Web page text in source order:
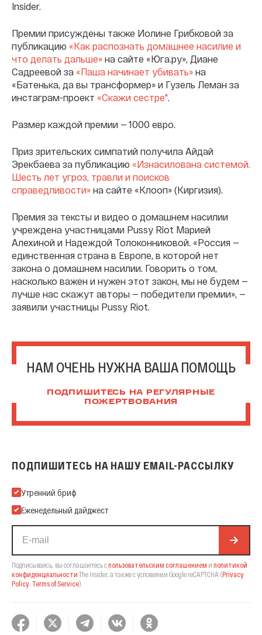
Insider.
Премии присуждены также Иолине Грибковой за
публикацию «Как распознать домашнее насилие и
что делать дальше» на сайте «Юга.ру», Диане
Садреевой за «Паша начинает убивать» на
«Батенька, да вы трансформер» и Гузель Леман за
инстаграм-проект «Скажи сестре".
Размер каждой премии — 1000 евро.
Приз зрительских симпатий получила Айдай
Эрекбаева за публикацию «Изнасилована системой.
Шесть лет угроз, травли и поисков
справедливости» на сайте «Клооп» (Киргизия).
Премия за тексты и видео о домашнем насилии
учреждена участницами Pussy Riot Марией
Алехиной и Надеждой Толоконниковой. «Россия —
единственная страна в Европе, в которой нет
закона о домашнем насилии. Говорить о том,
насколько важен и нужен этот закон, мы не будем —
лучше нас скажут авторы — победители премии», —
заявили участницы Pussy Riot.
НАМ ОЧЕНЬ НУЖНА ВАША ПОМОЩЬ
ПОДПИШИТЕСЬ НА РЕГУЛЯРНЫЕ
ПОЖЕРТВОВАНИЯ
ПОДПИШИТЕСЬ НА НАШУ EMAIL-РАССЫЛКУ
Подпишитесь на нашу Email-рассылку
Утренний бриф
Еженедельный дайджест
Подписываясь, вы соглашаетесь спользовательским соглашением и политикой
конфиденциальности The Insider, а также с условиями Google reCAPTCHA (Privacy
Policy, Terms of Service).